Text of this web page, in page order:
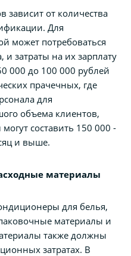
зависит от количества
Для
может потребоваться
и затраты на их зарплату
000 до 100 000 рублей
прачечных, где
для
объема клиентов,
составить 150 000 -
и выше.
материалы
для белья,
материалы и
также должны
затратах. В